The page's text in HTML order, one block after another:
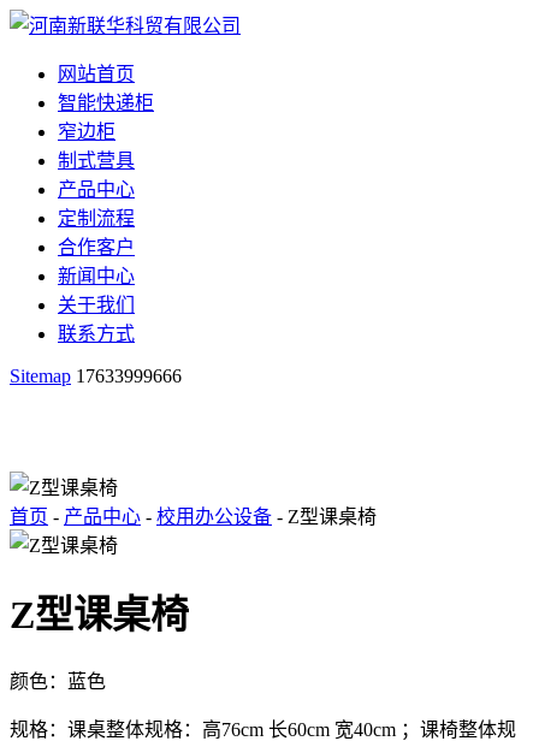
网站首页
智能快递柜
窄边柜
制式营具
产品中心
定制流程
合作客户
新闻中心
关于我们
联系方式
Sitemap 17633999666
首页 - 产品中心 - 校用办公设备 - Z型课桌椅
Z型课桌椅
颜色：蓝色
规格：课桌整体规格：高76cm 长60cm 宽40cm ；课椅整体规